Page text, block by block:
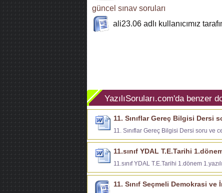
güncel sınav soruları
ali23.06 adlı kullanıcımız
YazılıSoruları.com'da benzer
11. Sınıflar Gereç Bilgisi Dersi
11. Sınıflar Gereç Bilgisi Dersi soru ve
11.sınıf YDAL T.E.Tarihi
11.sınıf YDAL T.E.Tarihi 1.dönem 1.yazılı
11. Sınıf Seçmeli Demokrasi ve